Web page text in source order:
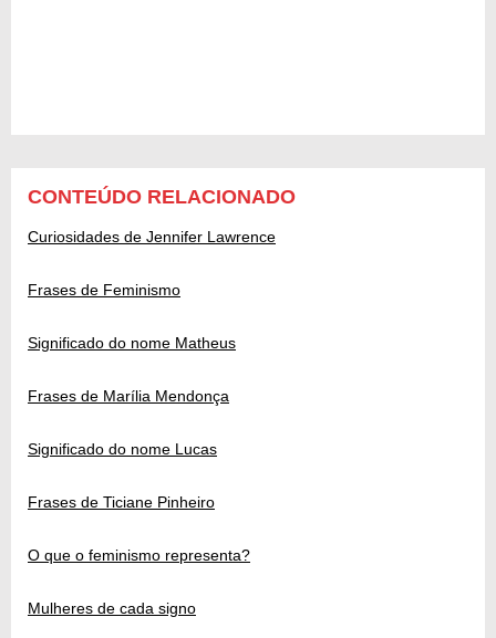
CONTEÚDO RELACIONADO
Curiosidades de Jennifer Lawrence
Frases de Feminismo
Significado do nome Matheus
Frases de Marília Mendonça
Significado do nome Lucas
Frases de Ticiane Pinheiro
O que o feminismo representa?
Mulheres de cada signo